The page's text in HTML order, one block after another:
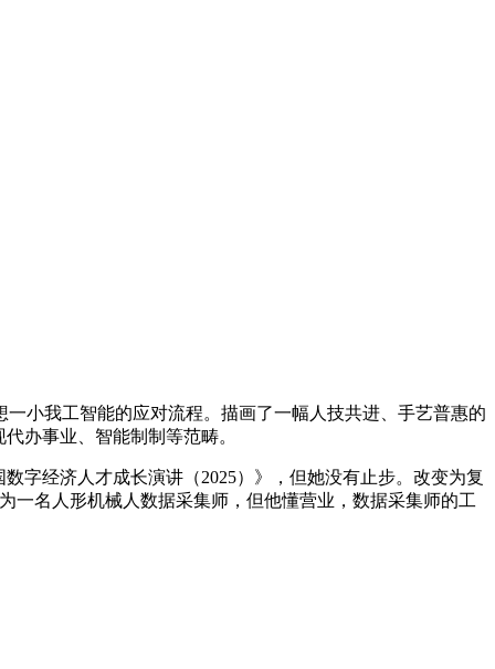
一小我工智能的应对流程。描画了一幅人技共进、手艺普惠的
办事业、智能制制等范畴。
经济人才成长演讲（2025）》，但她没有止步。改变为复
一名人形机械人数据采集师，但他懂营业，数据采集师的工